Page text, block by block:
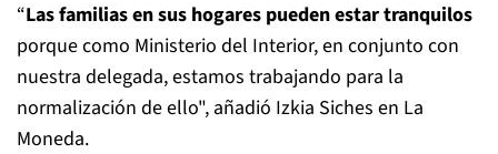
“Las familias en sus hogares pueden estar tranquilos
porque como Ministerio del Interior, en conjunto con
nuestra delegada, estamos trabajando para la
normalización de ello", añadió Izkia Siches en La
Moneda.